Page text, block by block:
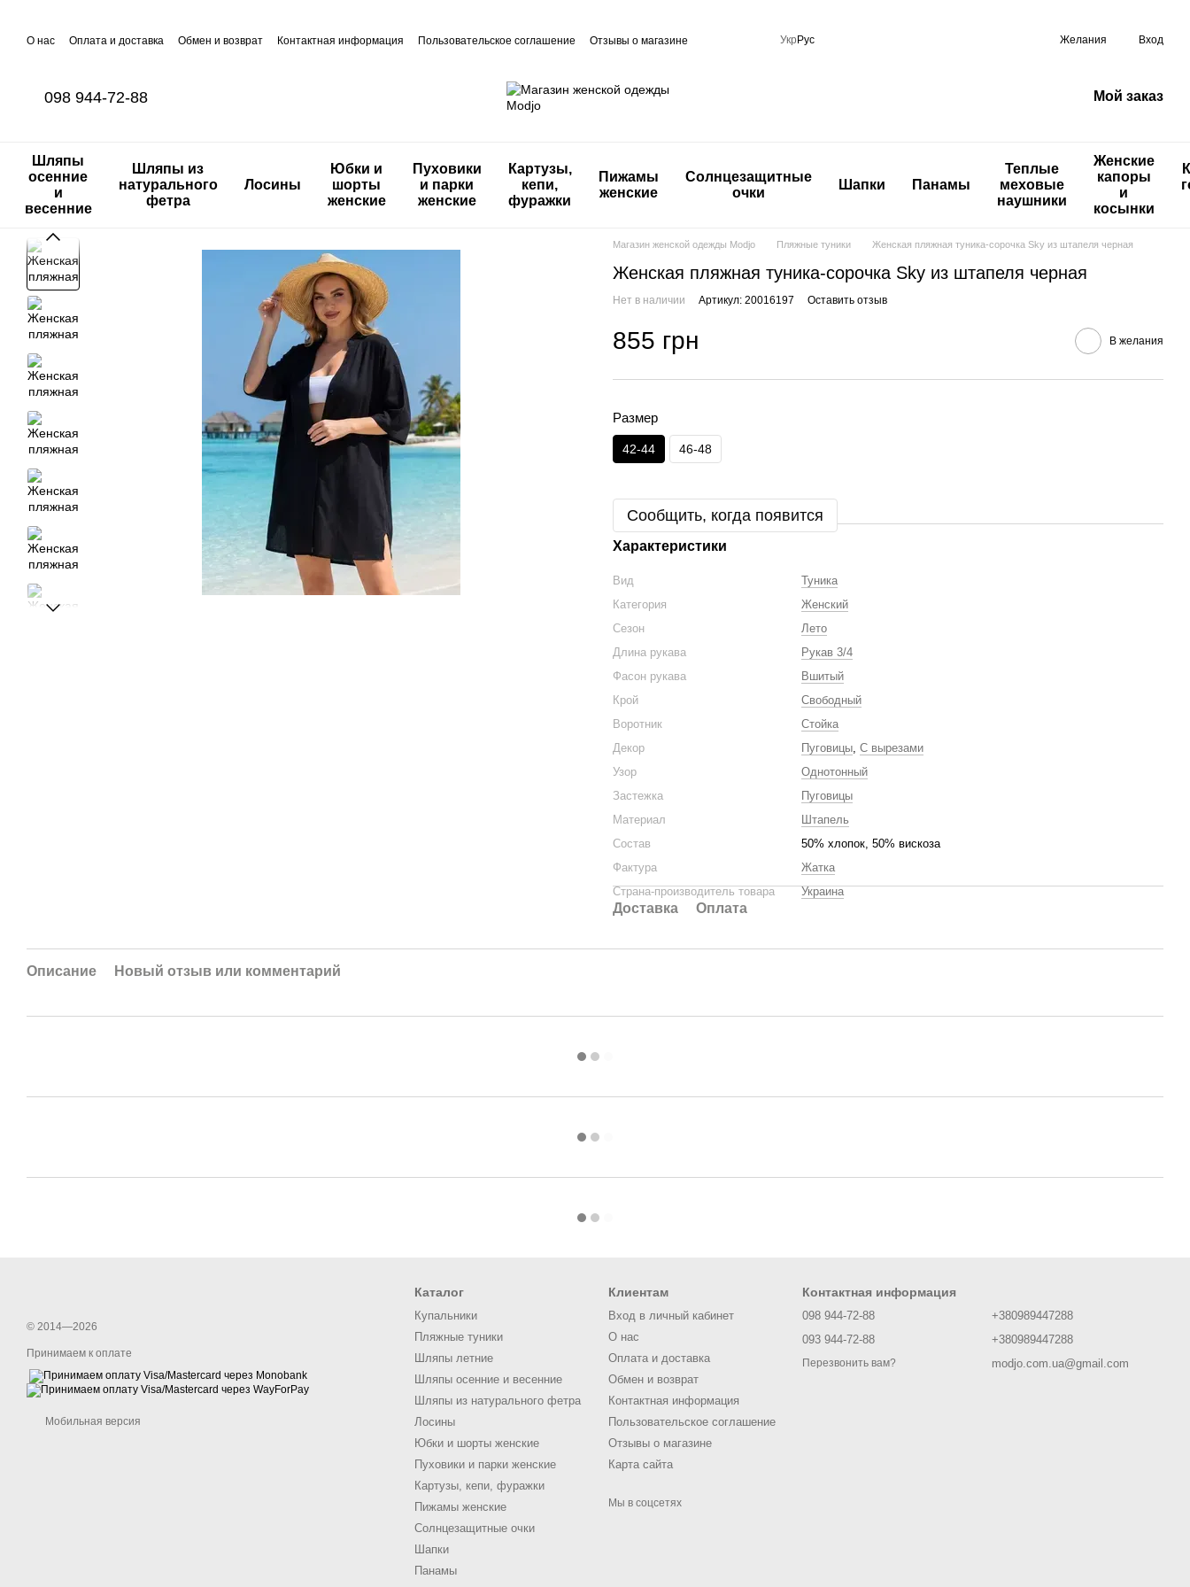
О нас Оплата и доставка Обмен и возврат Контактная информация Пользовательское соглашение Отзывы о магазине Укр Рус Желания Вход
098 944-72-88 Мой заказ
Шляпы
осенние
и
весенние
Шляпы из
натурального
фетра
Лосины
Юбки и
шорты
женские
Пуховики
и парки
женские
Картузы,
кепи,
фуражки
Пижамы
женские
Солнцезащитные
очки
Шапки Панамы
Теплые
меховые
наушники
Женские
капоры
и
косынки
Магазин женской одежды Modjo Пляжные туники Женская пляжная туника-сорочка Sky из штапеля черная
Женская пляжная туника-сорочка Sky из штапеля черная
Нет в наличии Артикул: 20016197 Оставить отзыв
855 грн В желания
Размер
42-44 46-48
Сообщить, когда появится
Характеристики
Вид
Туника
Категория
Женский
Сезон
Лето
Длина рукава
Рукав 3/4
Фасон рукава
Вшитый
Крой
Свободный
Воротник
Стойка
Декор
Пуговицы, С вырезами
Узор
Однотонный
Застежка
Пуговицы
Материал
Штапель
Состав
50% хлопок, 50% вискоза
Фактура
Жатка
Страна-производитель товара
Украина
Доставка Оплата
Описание Новый отзыв или комментарий
© 2014—2026
Принимаем к оплате
Мобильная версия
Каталог
Купальники
Пляжные туники
Шляпы летние
Шляпы осенние и весенние
Шляпы из натурального фетра
Лосины
Юбки и шорты женские
Пуховики и парки женские
Картузы, кепи, фуражки
Пижамы женские
Солнцезащитные очки
Шапки
Панамы
Клиентам
Вход в личный кабинет
О нас
Оплата и доставка
Обмен и возврат
Контактная информация
Пользовательское соглашение
Отзывы о магазине
Карта сайта
Мы в соцсетях
Контактная информация
098 944-72-88
093 944-72-88
Перезвонить вам?
+380989447288
+380989447288
modjo.com.ua@gmail.com